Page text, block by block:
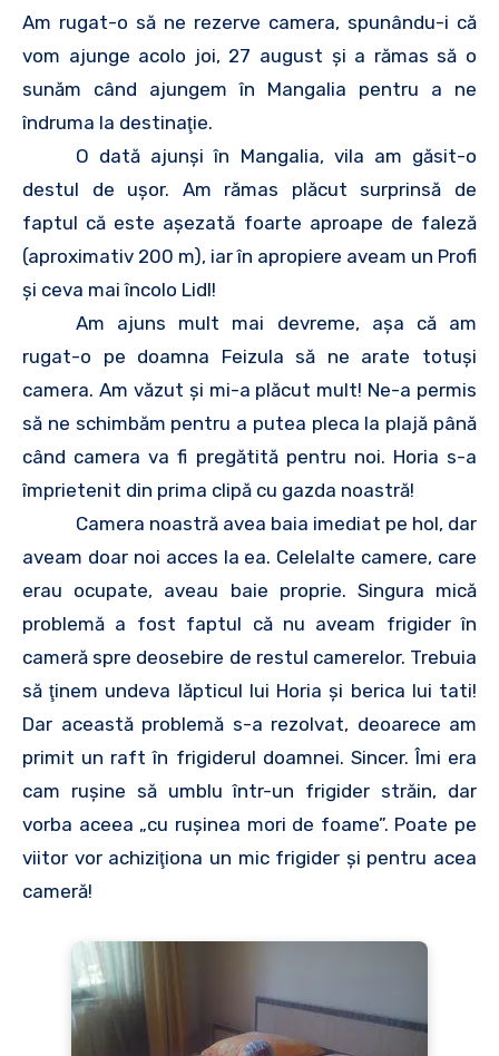
Am rugat-o să ne rezerve camera, spunându-i că
vom ajunge acolo joi, 27 august şi a rămas să o
sunăm când ajungem în Mangalia pentru a ne
îndruma la destinaţie.
O dată ajunşi în Mangalia, vila am găsit-o
destul de uşor. Am rămas plăcut surprinsă de
faptul că este aşezată foarte aproape de faleză
(aproximativ 200 m), iar în apropiere aveam un Profi
şi ceva mai încolo Lidl!
Am ajuns mult mai devreme, aşa că am
rugat-o pe doamna Feizula să ne arate totuşi
camera. Am văzut şi mi-a plăcut mult! Ne-a permis
să ne schimbăm pentru a putea pleca la plajă până
când camera va fi pregătită pentru noi. Horia s-a
împrietenit din prima clipă cu gazda noastră!
Camera noastră avea baia imediat pe hol, dar
aveam doar noi acces la ea. Celelalte camere, care
erau ocupate, aveau baie proprie. Singura mică
problemă a fost faptul că nu aveam frigider în
cameră spre deosebire de restul camerelor. Trebuia
să ţinem undeva lăpticul lui Horia şi berica lui tati!
Dar această problemă s-a rezolvat, deoarece am
primit un raft în frigiderul doamnei. Sincer. Îmi era
cam ruşine să umblu într-un frigider străin, dar
vorba aceea „cu ruşinea mori de foame”. Poate pe
viitor vor achiziţiona un mic frigider şi pentru acea
cameră!